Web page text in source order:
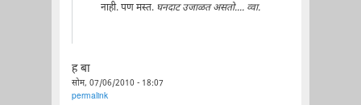
नाही. पण मस्त. घनदाट उजाळत असतो.... व्वा.
ह बा
सोम, 07/06/2010 - 18:07
permalink